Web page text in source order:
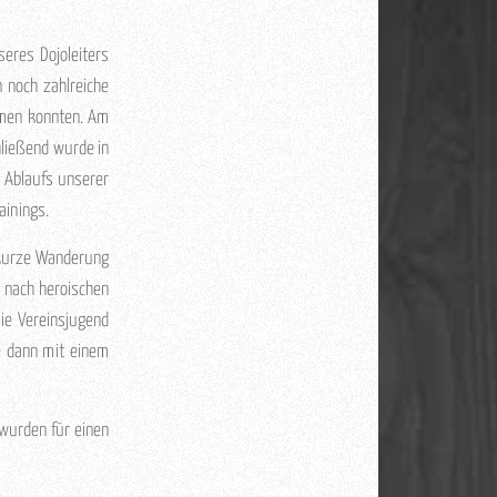
Dojoleiters
zahlreiche
konnten. Am
wurde in
unserer
Wanderung
heroischen
Vereinsjugend
dann mit einem
für einen